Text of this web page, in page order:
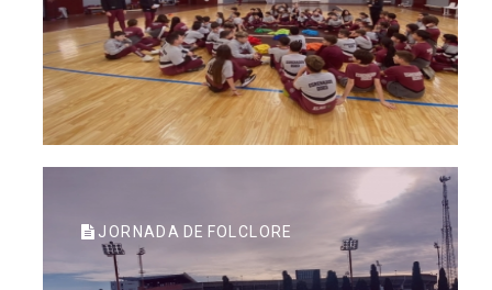
JORNADA DE FOLCLORE